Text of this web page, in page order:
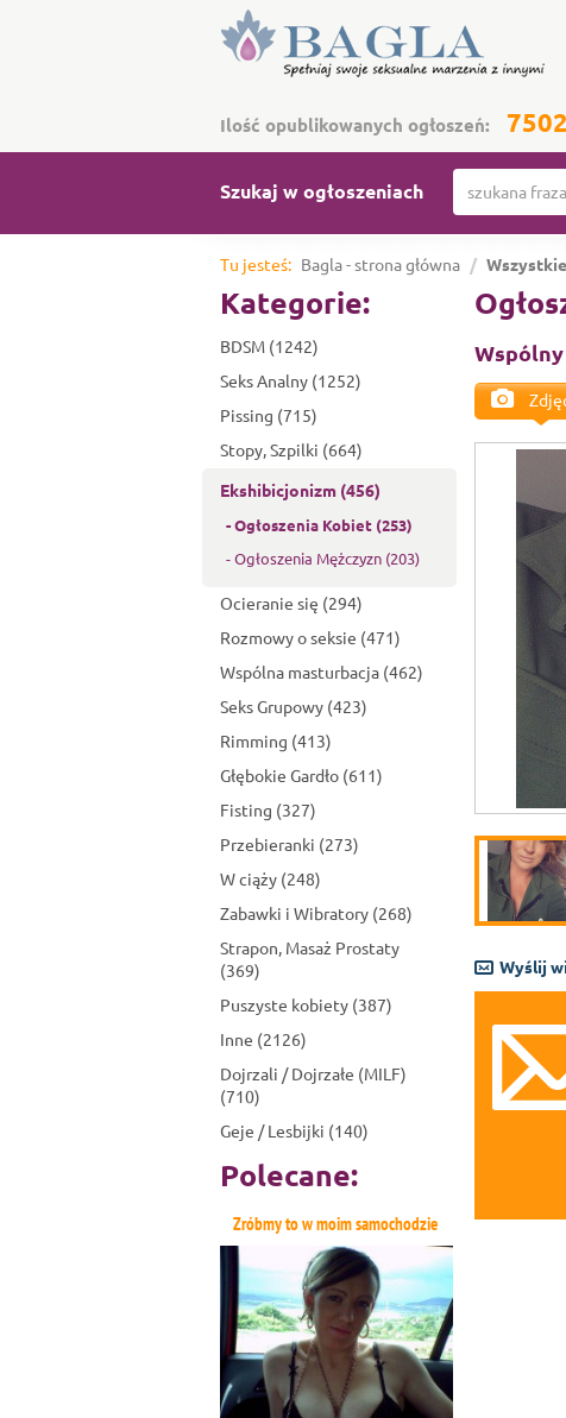
Ilość opublikowanych ogłoszeń:
Szukaj w ogłoszeniach
Tu jesteś: Bagla - strona główna
Kategorie:
BDSM (1242)
Seks Analny (1252)
Pissing (715)
Stopy, Szpilki (664)
Ekshibicjonizm (456)
- Ogłoszenia Kobiet (253)
- Ogłoszenia Mężczyzn (203)
Ocieranie się (294)
Rozmowy o seksie (471)
Wspólna masturbacja (462)
Seks Grupowy (423)
Rimming (413)
Głębokie Gardło (611)
Fisting (327)
Przebieranki (273)
W ciąży (248)
Zabawki i Wibratory (268)
Strapon, Masaż Prostaty
(369)
Puszyste kobiety (387)
Inne (2126)
Dojrzali / Dojrzałe (MILF)
(710)
Geje / Lesbijki (140)
Polecane:
Zróbmy to w moim samochodzie
Wyślij